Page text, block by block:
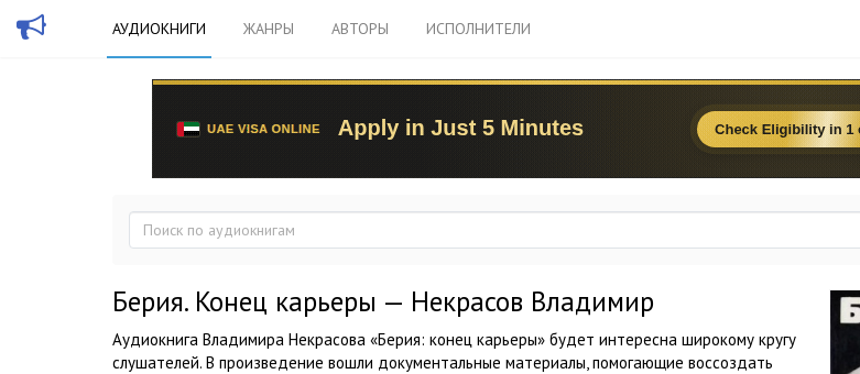
АУДИОКНИГИ ЖАНРЫ АВТОРЫ ИСПОЛНИТЕЛИ
Берия. Конец карьеры — Некрасов Владимир
Аудиокнига Владимира Некрасова «Берия: конец карьеры» будет интересна широкому кругу
слушателей. В произведение вошли документальные материалы, помогающие воссоздать